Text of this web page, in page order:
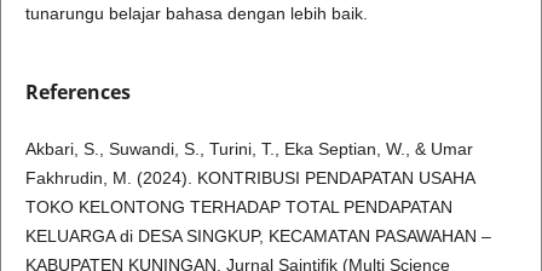
tunarungu belajar bahasa dengan lebih baik.
References
Akbari, S., Suwandi, S., Turini, T., Eka Septian, W., & Umar
Fakhrudin, M. (2024). KONTRIBUSI PENDAPATAN USAHA
TOKO KELONTONG TERHADAP TOTAL PENDAPATAN
KELUARGA di DESA SINGKUP, KECAMATAN PASAWAHAN –
KABUPATEN KUNINGAN. Jurnal Saintifik (Multi Science